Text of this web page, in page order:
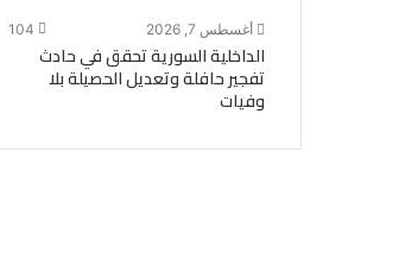
أغسطس 7, 2026 104
الداخلية السورية تحقق في حادث
تفجير حافلة وتعديل الحصيلة بلا
وفيات